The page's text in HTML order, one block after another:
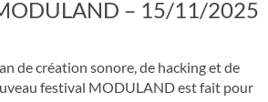
– 15/11/2025
de création sonore, de hacking et de
festival MODULAND est fait pour